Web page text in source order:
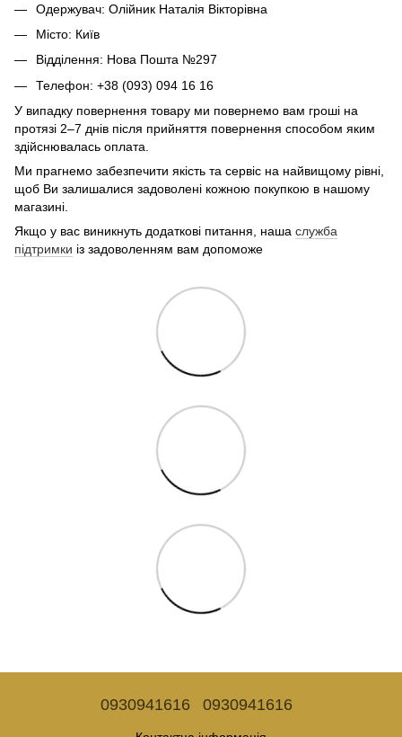
Одержувач: Олійник Наталія Вікторівна
Місто: Київ
Відділення: Нова Пошта №297
Телефон: +38 (093) 094 16 16
У випадку повернення товару ми повернемо вам гроші на
протязі 2–7 днів після прийняття повернення способом яким
здійснювалась оплата.
Ми прагнемо забезпечити якість та сервіс на найвищому рівні,
щоб Ви залишалися задоволені кожною покупкою в нашому
магазині.
Якщо у вас виникнуть додаткові питання, наша служба
підтримки із задоволенням вам допоможе
0930941616 0930941616